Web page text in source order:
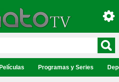
Películas Programas y Series